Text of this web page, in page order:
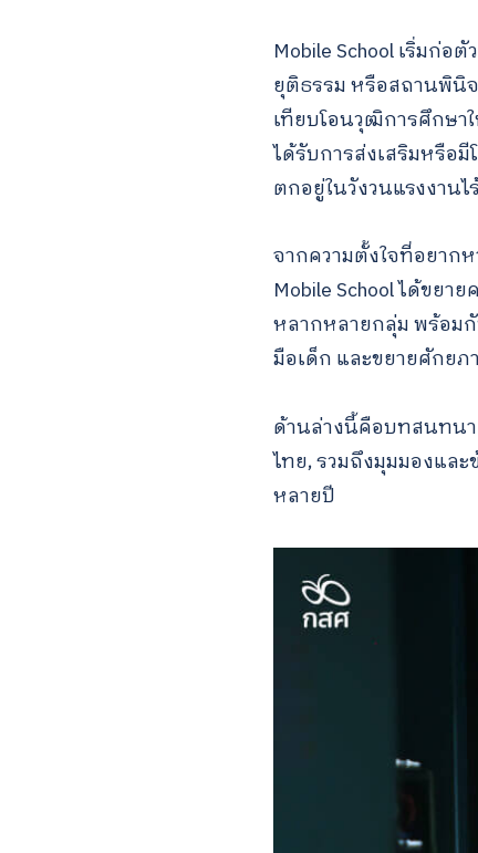
Mobile School เริ่มก่
ยุติธรรม หรือสถานพินิ
เทียบโอนวุฒิการศึกษา
ได้รับการส่งเสริมหรือ
ตกอยู่ในวังวนแรงงาน
จากความตั้งใจที่อยา
Mobile School ได้ขย
หลากหลายกลุ่ม พร้อม
มือเด็ก และขยายศักย
ด้านล่างนี้คือบทสนทนา
ไทย, รวมถึงมุมมองแล
หลายปี